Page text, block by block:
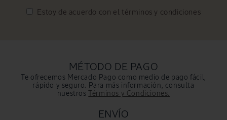
Estoy de acuerdo con el términos y condiciones
MÉTODO DE PAGO
Te ofrecemos Mercado Pago como medio de pago fácil,
rápido y seguro. Para más información, consulta
nuestros
Términos y Condiciones.
ENVÍO